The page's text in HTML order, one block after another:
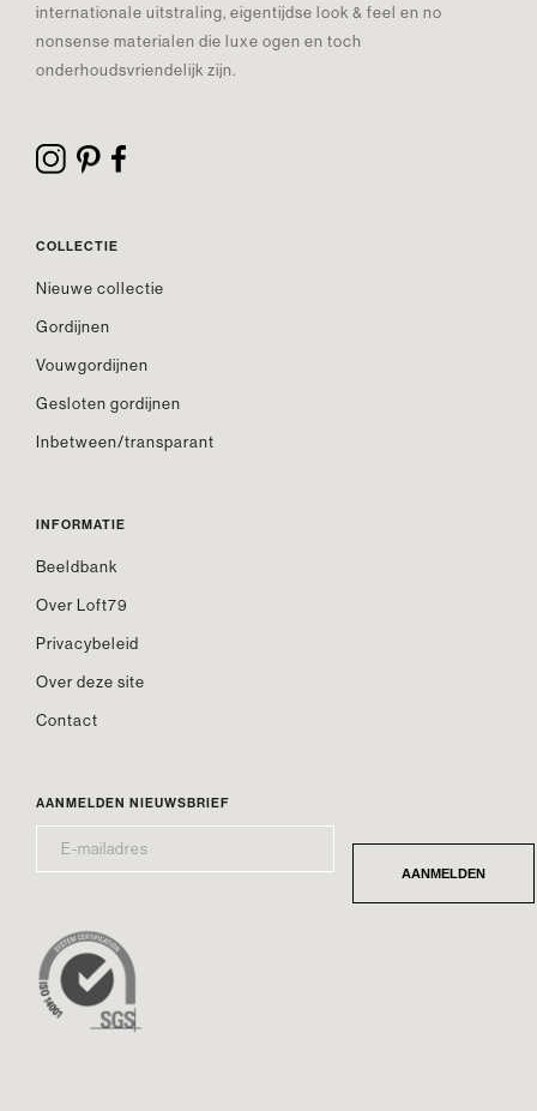
internationale uitstraling, eigentijdse look & feel en no
nonsense materialen die luxe ogen en toch
onderhoudsvriendelijk zijn.
COLLECTIE
Nieuwe collectie
Gordijnen
Vouwgordijnen
Gesloten gordijnen
Inbetween/transparant
INFORMATIE
Beeldbank
Over Loft79
Privacybeleid
Over deze site
Contact
AANMELDEN NIEUWSBRIEF
MAILADRES* AANMELDEN